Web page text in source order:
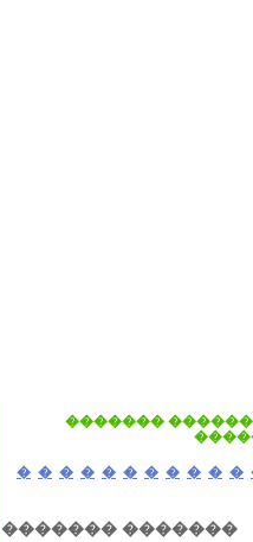
�������
� � � � � � � � � � �
������� �������